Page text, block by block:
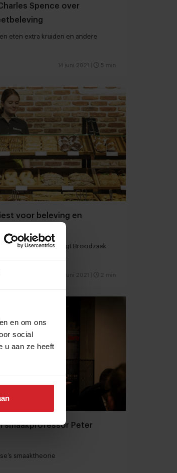
en om ons
social
u aan ze heeft
Spence over
eten extra kruiden en andere
14 juni 2021 5 min
voor beleving en
BackWerk vervangt Broodzaak
14 juni 2021 2 min
smaakprofessor Peter
smaaktheorie